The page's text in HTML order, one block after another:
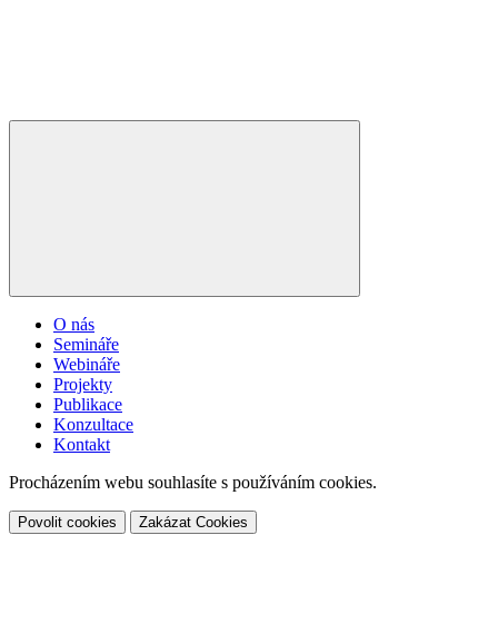
O nás
Semináře
Webináře
Projekty
Publikace
Konzultace
Kontakt
Procházením webu souhlasíte s používáním cookies.
Povolit cookies Zakázat Cookies